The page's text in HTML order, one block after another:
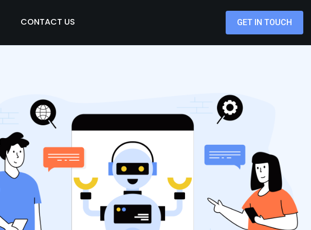
CONTACT US GET IN TOUCH